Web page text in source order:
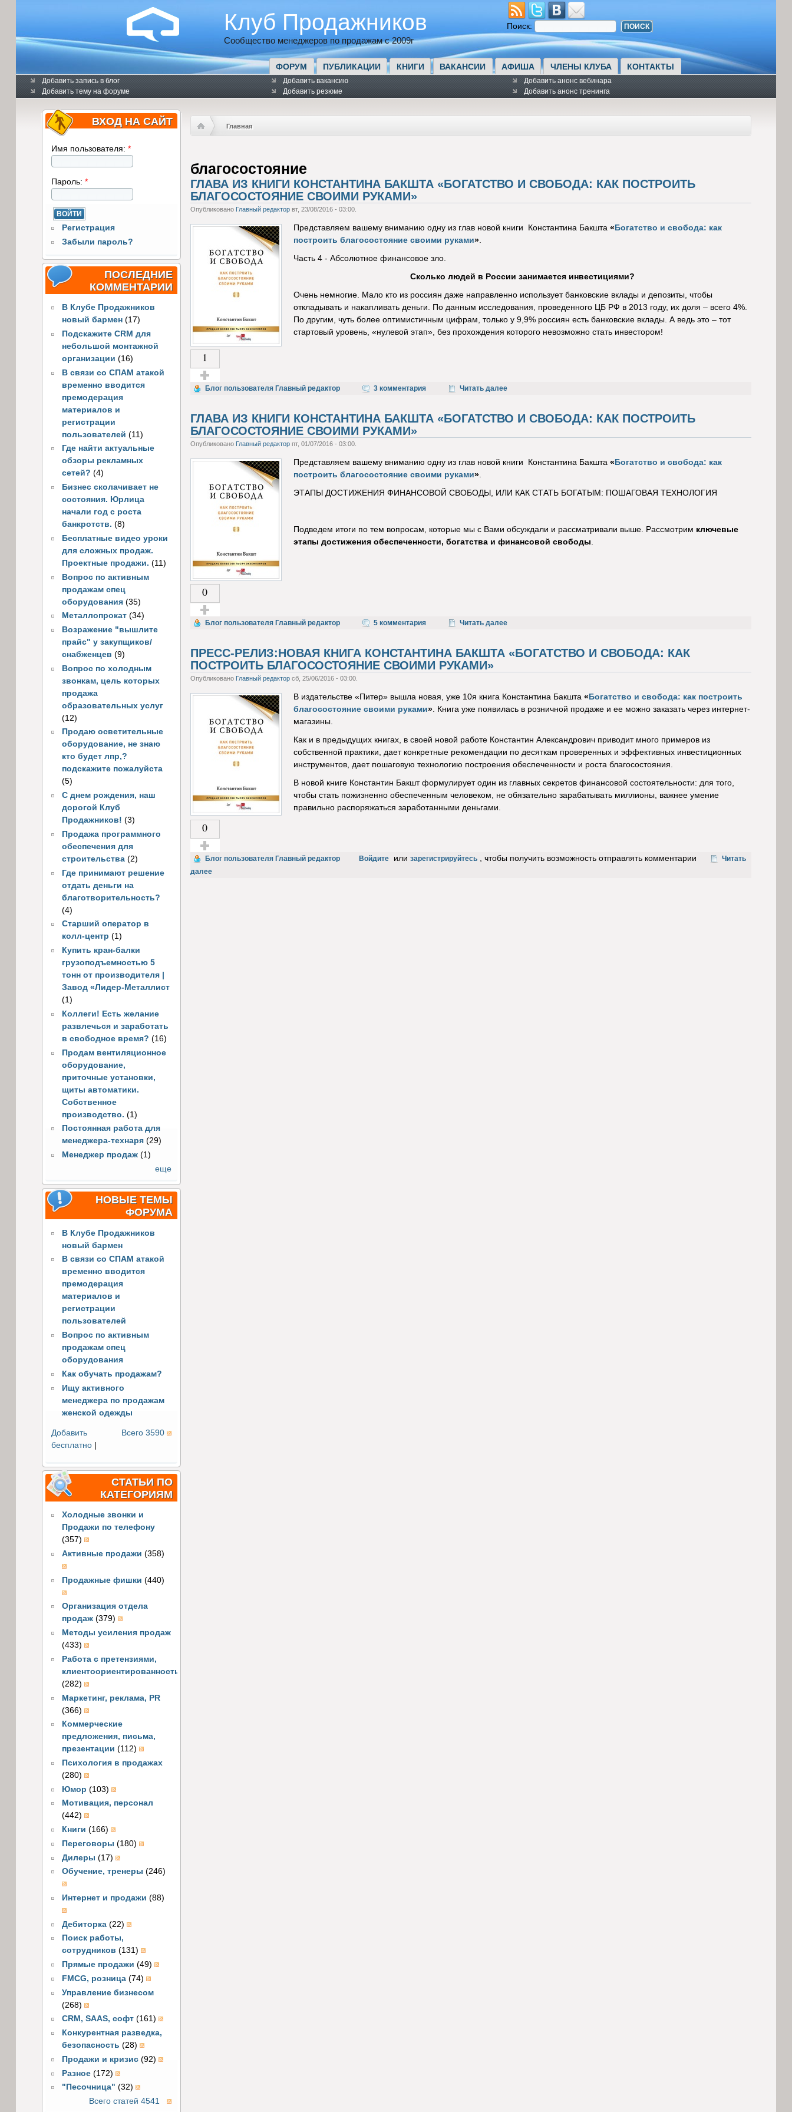
Клуб Продажников
Сообщество менеджеров по продажам с 2009г
Поиск:
ФОРУМ ПУБЛИКАЦИИ КНИГИ ВАКАНСИИ АФИША ЧЛЕНЫ КЛУБА КОНТАКТЫ
Добавить запись в блог
Добавить тему на форуме
Добавить вакансию
Добавить резюме
Добавить анонс вебинара
Добавить анонс тренинга
ВХОД НА САЙТ
Имя пользователя: *
Пароль: *
Регистрация
Забыли пароль?
ПОСЛЕДНИЕ
КОММЕНТАРИИ
В Клубе Продажников
новый бармен (17)
Подскажите CRM для
небольшой монтажной
организации (16)
В связи со СПАМ атакой
временно вводится
премодерация
материалов и
регистрации
пользователей (11)
Где найти актуальные
обзоры рекламных
сетей? (4)
Бизнес сколачивает не
состояния. Юрлица
начали год с роста
банкротств. (8)
Бесплатные видео уроки
для сложных продаж.
Проектные продажи. (11)
Вопрос по активным
продажам спец
оборудования (35)
Металлопрокат (34)
Возражение "вышлите
прайс" у закупщиков/
снабженцев (9)
Вопрос по холодным
звонкам, цель которых
продажа
образовательных услуг
(12)
Продаю осветительные
оборудование, не знаю
кто будет лпр,?
подскажите пожалуйста
(5)
С днем рождения, наш
дорогой Клуб
Продажников! (3)
Продажа программного
обеспечения для
строительства (2)
Где принимают решение
отдать деньги на
благотворительность?
(4)
Старший оператор в
колл-центр (1)
Купить кран-балки
грузоподъемностью 5
тонн от производителя |
Завод «Лидер-Металлист
(1)
Коллеги! Есть желание
развлечься и заработать
в свободное время? (16)
Продам вентиляционное
оборудование,
приточные установки,
щиты автоматики.
Собственное
производство. (1)
Постоянная работа для
менеджера-технаря (29)
Менеджер продаж (1)
еще
НОВЫЕ ТЕМЫ
ФОРУМА
В Клубе Продажников
новый бармен
В связи со СПАМ атакой
временно вводится
премодерация
материалов и
регистрации
пользователей
Вопрос по активным
продажам спец
оборудования
Как обучать продажам?
Ищу активного
менеджера по продажам
женской одежды
Всего 3590
Добавить
бесплатно|
СТАТЬИ ПО
КАТЕГОРИЯМ
Холодные звонки и
Продажи по телефону
(357)
Активные продажи (358)
Продажные фишки (440)
Организация отдела
продаж (379)
Методы усиления продаж
(433)
Работа с претензиями,
клиентоориентированность
(282)
Маркетинг, реклама, PR
(366)
Коммерческие
предложения, письма,
презентации (112)
Психология в продажах
(280)
Юмор (103)
Мотивация, персонал
(442)
Книги (166)
Переговоры (180)
Дилеры (17)
Обучение, тренеры (246)
Интернет и продажи (88)
Дебиторка (22)
Поиск работы,
сотрудников (131)
Прямые продажи (49)
FMCG, розница (74)
Управление бизнесом
(268)
CRM, SAAS, софт (161)
Конкурентная разведка,
безопасность (28)
Продажи и кризис (92)
Разное (172)
"Песочница" (32)
Всего статей 4541
Главная
благосостояние
ГЛАВА ИЗ КНИГИ КОНСТАНТИНА БАКШТА «БОГАТСТВО И СВОБОДА: КАК ПОСТРОИТЬ
БЛАГОСОСТОЯНИЕ СВОИМИ РУКАМИ»
Опубликовано Главный редакторвт, 23/08/2016 - 03:00.
Представляем вашему вниманию одну из глав новой книги Константина Бакшта « Богатство и свобода: как
построить благосостояние своими руками».
Часть 4 - Абсолютное финансовое зло.
Сколько людей в России занимается инвестициями?
Очень немногие. Мало кто из россиян даже направленно использует банковские вклады и депозиты, чтобы
откладывать и накапливать деньги. По данным исследования, проведенного ЦБ РФ в 2013 году, их доля – всего 4%.
По другим, чуть более оптимистичным цифрам, только у 9,9% россиян есть банковские вклады. А ведь это – тот
стартовый уровень, «нулевой этап», без прохождения которого невозможно стать инвестором!
1
Голос за!
Блог пользователя Главный редактор 3 комментария Читать далее
ГЛАВА ИЗ КНИГИ КОНСТАНТИНА БАКШТА «БОГАТСТВО И СВОБОДА: КАК ПОСТРОИТЬ
БЛАГОСОСТОЯНИЕ СВОИМИ РУКАМИ»
Опубликовано Главный редакторпт, 01/07/2016 - 03:00.
Представляем вашему вниманию одну из глав новой книги Константина Бакшта « Богатство и свобода: как
построить благосостояние своими руками».
ЭТАПЫ ДОСТИЖЕНИЯ ФИНАНСОВОЙ СВОБОДЫ, ИЛИ КАК СТАТЬ БОГАТЫМ: ПОШАГОВАЯ ТЕХНОЛОГИЯ
Подведем итоги по тем вопросам, которые мы с Вами обсуждали и рассматривали выше. Рассмотрим ключевые
этапы достижения обеспеченности, богатства и финансовой свободы.
0
Голос за!
Блог пользователя Главный редактор 5 комментария Читать далее
ПРЕСС-РЕЛИЗ:НОВАЯ КНИГА КОНСТАНТИНА БАКШТА «БОГАТСТВО И СВОБОДА: КАК
ПОСТРОИТЬ БЛАГОСОСТОЯНИЕ СВОИМИ РУКАМИ»
Опубликовано Главный редакторсб, 25/06/2016 - 03:00.
В издательстве «Питер» вышла новая, уже 10я книга Константина Бакшта « Богатство и свобода: как построить
благосостояние своими руками». Книга уже появилась в розничной продаже и ее можно заказать через интернет-
магазины.
Как и в предыдущих книгах, в своей новой работе Константин Александрович приводит много примеров из
собственной практики, дает конкретные рекомендации по десяткам проверенных и эффективных инвестиционных
инструментов, дает пошаговую технологию построения обеспеченности и роста благосостояния.
В новой книге Константин Бакшт формулирует один из главных секретов финансовой состоятельности: для того,
чтобы стать пожизненно обеспеченным человеком, не обязательно зарабатывать миллионы, важнее умение
правильно распоряжаться заработанными деньгами.
0
Голос за!
Блог пользователя Главный редактор Войдите или зарегистрируйтесь , чтобы получить возможность отправлять комментарии
Читать
далее